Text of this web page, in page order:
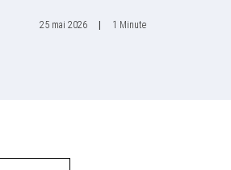
25 mai 2026 1 Minute